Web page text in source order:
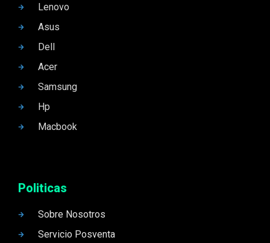
Lenovo
Asus
Dell
Acer
Samsung
Hp
Macbook
Politicas
Sobre Nosotros
Servicio Posventa